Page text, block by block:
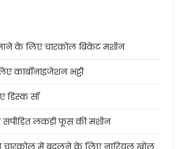
के लिए चारकोल ब्रिकेट मशीन
कार्बोनाइजेशन भट्टी
डिस्क सॉ
लकड़ी फूस की मशीन
चारकोल में बदलने के लिए नारियल खोल